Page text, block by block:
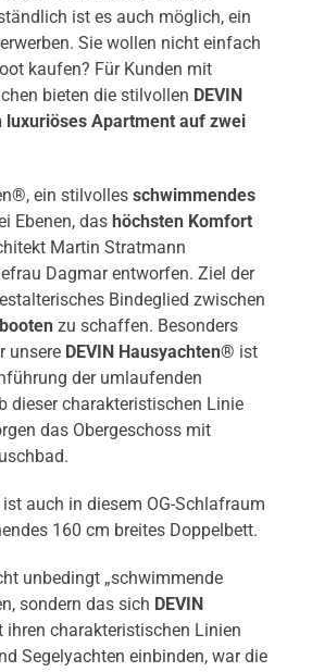
ist es auch möglich, ein
Sie wollen nicht einfach
kaufen? Für Kunden mit
bieten die stilvollen DEVIN
luxuriöses Apartment auf zwei
ein stilvolles schwimmendes
Ebenen, das höchsten Komfort
Martin Stratmann
Dagmar entworfen. Ziel der
Bindeglied zwischen
zu schaffen. Besonders
unsere DEVIN Hausyachten® ist
der umlaufenden
dieser charakteristischen Linie
das Obergeschoss mit
auch in diesem OG-Schlafraum
160 cm breites Doppelbett.
unbedingt „schwimmende
sondern das sich DEVIN
ihren charakteristischen Linien
Segelyachten einbinden, war die